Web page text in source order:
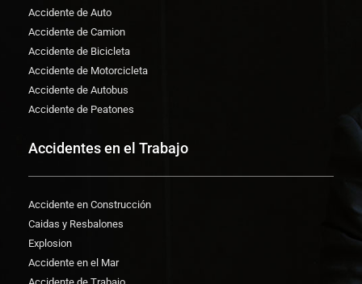
Accidente de Auto
Accidente de Camion
Accidente de Bicicleta
Accidente de Motorcicleta
Accidente de Autobus
Accidente de Peatones
Accidentes en el Trabajo
Accidente en Construcción
Caidas y Resbalones
Explosion
Accidente en el Mar